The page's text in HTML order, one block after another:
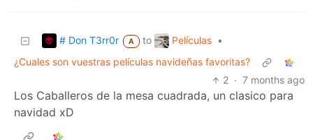
# Don T3rr0r A to Películas
•
¿Cuales son vuestras películas navideñas favoritas?
2 · 7 months ago
Los Caballeros de la mesa cuadrada, un clasico para
navidad xD